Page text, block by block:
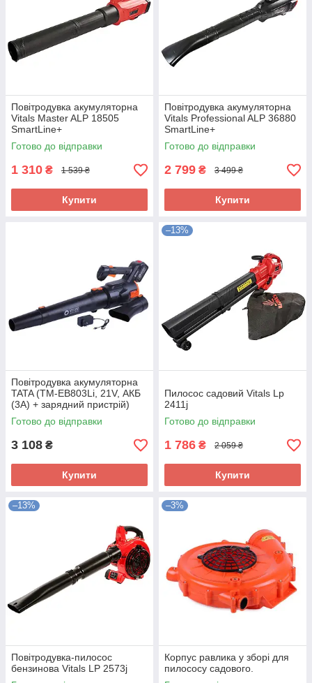
Повітродувка акумуляторна
Vitals Master ALP 18505
SmartLine+
Готово до відправки
1 310 ₴ 1 539 ₴
Купити
Повітродувка акумуляторна
Vitals Professional ALP 36880
SmartLine+
Готово до відправки
2 799 ₴ 3 499 ₴
Купити
Повітродувка акумуляторна
TATA (TM-EB803Li, 21V, АКБ
(3A) + зарядний пристрій)
Готово до відправки
3 108 ₴
Купити
–13%
Пилосос садовий Vitals Lp
2411j
Готово до відправки
1 786 ₴ 2 059 ₴
Купити
–13%
Повітродувка-пилосос
бензинова Vitals LP 2573j
–3%
Корпус равлика у зборі для
пилососу садового.